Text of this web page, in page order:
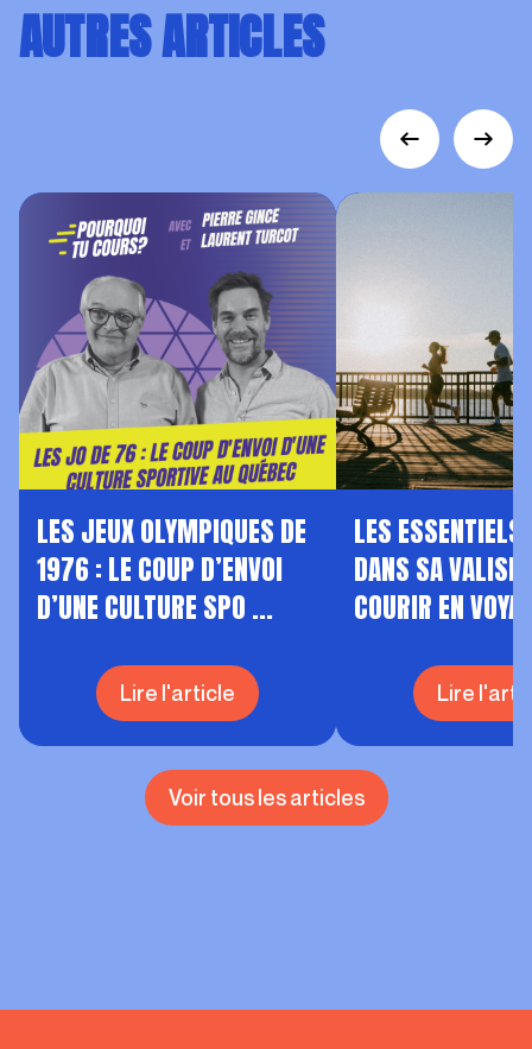
AUTRES ARTICLES
LES JEUX OLYMPIQUES DE
1976 : LE COUP D’ENVOI
D’UNE CULTURE SPO ...
Lire l'article
LES
DANS SA VALISE
COURIR EN
Lire
Voir tous les articles